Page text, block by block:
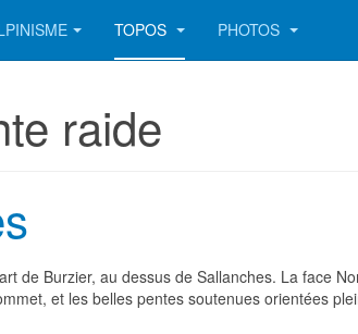
TOPOS PHOTOS
raide
de Burzier, au dessus de Sallanches. La face
et les belles pentes soutenues orientées